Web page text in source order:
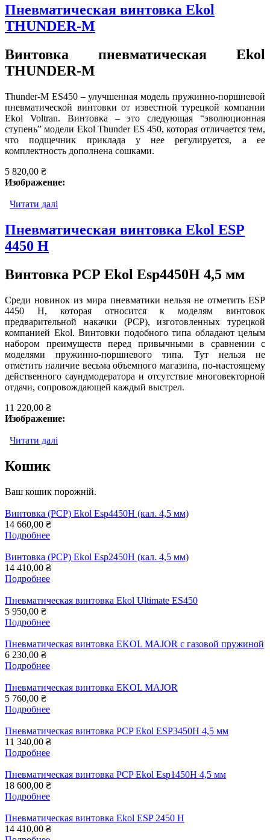
Пневматическая винтовка Ekol
THUNDER-М
Винтовка пневматическая Ekol
THUNDER-М
Thunder-M ES450 – улучшенная модель пружинно-поршневой
пневматической винтовки от известной турецкой компании
Ekol Voltran. Винтовка – это следующая “эволюционная
ступень” модели Ekol Thunder ES 450, которая отличается тем,
что подщечник приклада у нее регулируется, а ее
комплектность дополнена сошками.
5 820,00 ₴
Изображение:
Читати далі
Пневматическая винтовка Ekol ESP
4450 H
Винтовка PCP Ekol Esp4450H 4,5 мм
Среди новинок из мира пневматики нельзя не отметить ESP
4450 H, которая относится к моделям винтовок
предварительной накачки (PCP), изготовленных турецкой
компанией Ekol. Винтовки подобного типа обладают целым
набором преимуществ перед привычными в сравнении с
моделями пружинно-поршневого типа. Тут нельзя не
отметить наличие весьма объемного магазина, по-настоящему
действенного саундмодератора и отсутствие многовекторной
отдачи, сопровождающей каждый выстрел.
11 220,00 ₴
Изображение:
Читати далі
Кошик
Ваш кошик порожній.
Винтовка (PCP) Ekol Esp4450H (кал. 4,5 мм)
14 660,00 ₴
Подробнее
Винтовка (PCP) Ekol Esp2450H (кал. 4,5 мм)
14 410,00 ₴
Подробнее
Пневматическая винтовка Ekol Ultimate ES450
5 950,00 ₴
Подробнее
Пневматическая винтовка EKOL MAJOR c газовой пружиной
6 230,00 ₴
Подробнее
Пневматическая винтовка EKOL MAJOR
5 760,00 ₴
Подробнее
Пневматическая винтовка PCP Ekol ESP3450H 4,5 мм
11 340,00 ₴
Подробнее
Пневматическая винтовка PCP Ekol Esp1450H 4,5 мм
18 600,00 ₴
Подробнее
Пневматическая винтовка Ekol ESP 2450 H
14 410,00 ₴